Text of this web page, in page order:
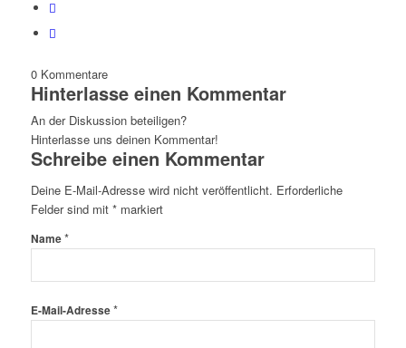
0 Kommentare
Hinterlasse einen Kommentar
An der Diskussion beteiligen?
Hinterlasse uns deinen Kommentar!
Schreibe einen Kommentar
Deine E-Mail-Adresse wird nicht veröffentlicht. Erforderliche
Felder sind mit *markiert
Name*
E-Mail-Adresse*